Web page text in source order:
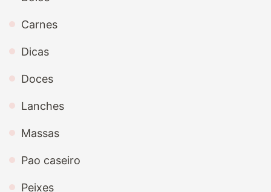
Carnes
Dicas
Doces
Lanches
Massas
Pao caseiro
Peixes